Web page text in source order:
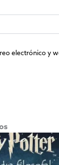
electrónico y